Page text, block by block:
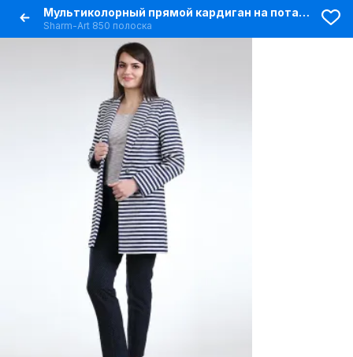
Мультиколорный прямой кардиган на потайных кнопках
Sharm-Art 850 полоска